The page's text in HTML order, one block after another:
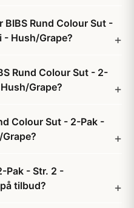
Rund Colour Sut -
- Hush/Grape?
Rund Colour Sut - 2-
Grape?
Colour Sut - 2-Pak -
Pak - Str. 2 -
tilbud?